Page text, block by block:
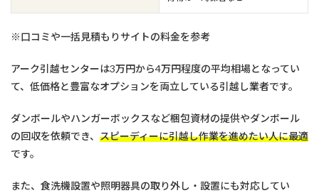
※口コミや一括見積もりサイトの料金を参考
アーク引越センターは3万円から4万円程度の平均相場となってい
て、低価格と豊富なオプションを両立している引越し業者です。
ダンボールやハンガーボックスなど梱包資材の提供やダンボール
の回収を依頼でき、 スピーディーに引越し作業を進めたい人に最適
です。
また、食洗機設置や照明器具の取り外し・設置にも対応してい